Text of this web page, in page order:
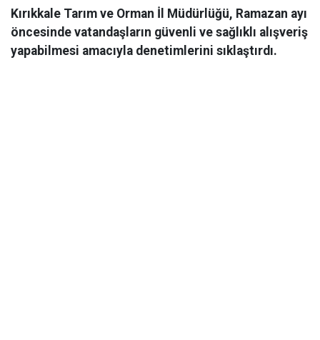
Kırıkkale Tarım ve Orman İl Müdürlüğü, Ramazan ayı
öncesinde vatandaşların güvenli ve sağlıklı alışveriş
yapabilmesi amacıyla denetimlerini sıklaştırdı.